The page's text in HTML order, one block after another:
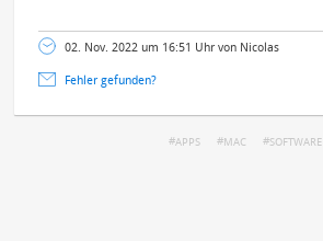
02. Nov. 2022 um 16:51 Uhr von Nicolas
Fehler gefunden?
APPS MAC SOFTWARE